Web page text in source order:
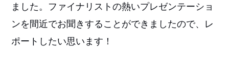
ました。ファイナリストの熱いプレゼンテーショ
ンを間近でお聞きすることができましたので、レ
ポートしたい思います！